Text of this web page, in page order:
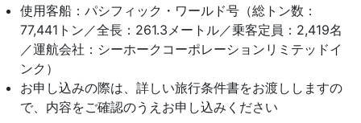
使用客船：パシフィック・ワールド号（総トン数：
77,441トン／全長：261.3メートル／乗客定員：2,419名
／運航会社：シーホークコーポレーションリミテッドイ
ンク）
お申し込みの際は、詳しい旅行条件書をお渡ししますの
で、内容をご確認のうえお申し込みください